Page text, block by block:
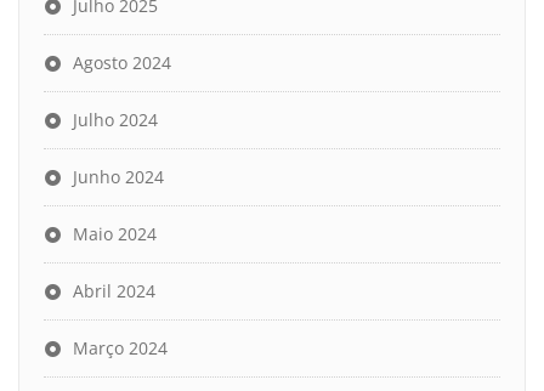
Julho 2025
Agosto 2024
Julho 2024
Junho 2024
Maio 2024
Abril 2024
Março 2024